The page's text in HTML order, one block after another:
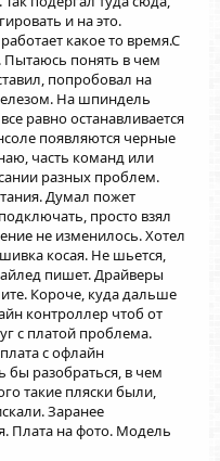
и на это.
какое то время.С
Пытаюсь понять в чем
попробовал на
На шпиндель
равно останавливается
появляются черные
часть команд или
разных проблем.
Думал пожет
просто взял
не изменилось. Хотел
косая. Не шьется,
пишет. Драйверы
Короче, куда дальше
контроллер чтоб от
с платой проблема.
с офлайн
бы разобраться, в чем
такие пляски были,
Заранее
Плата на фото. Модель